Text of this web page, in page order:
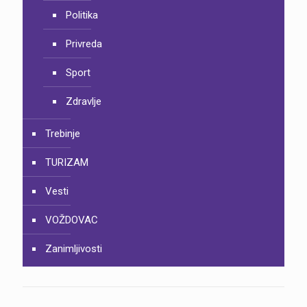
Politika
Privreda
Sport
Zdravlje
Trebinje
TURIZAM
Vesti
VOŽDOVAC
Zanimljivosti